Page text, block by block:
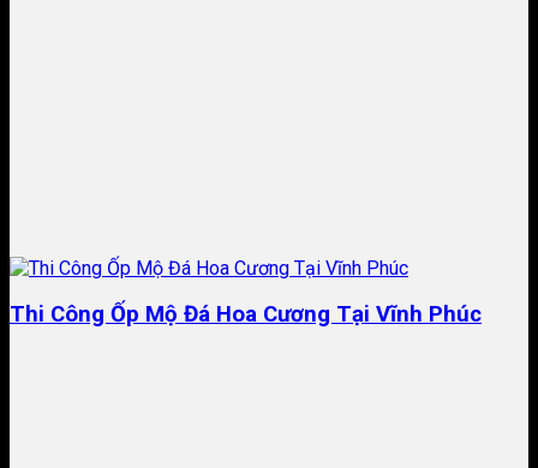
Thi Công Ốp Mộ Đá Hoa Cương Tại Vĩnh Phúc